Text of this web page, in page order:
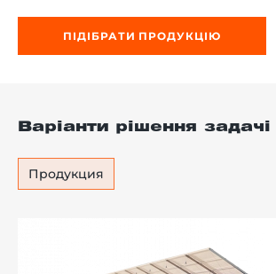
ПІДІБРАТИ ПРОДУКЦІЮ
Варіанти рішення задачі
Продукция